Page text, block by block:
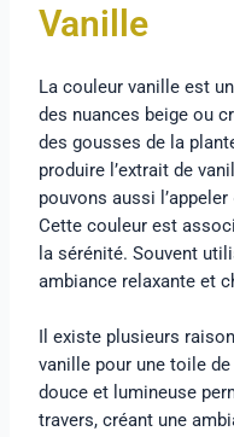
Vanille
La couleur vanille est
des nuances beige ou
des gousses de la
produire l’extrait de
pouvons aussi
Cette couleur est
la sérénité. Souvent
ambiance relaxante et
Il existe plusieurs
vanille pour une toile
douce et lumineuse
travers, créant une